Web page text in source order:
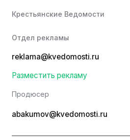
Крестьянские Ведомости
Отдел рекламы
reklama@kvedomosti.ru
Разместить рекламу
Продюсер
abakumov@kvedomosti.ru